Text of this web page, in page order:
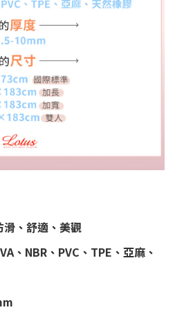
、舒適、美觀
、NBR、PVC、TPE、亞麻、